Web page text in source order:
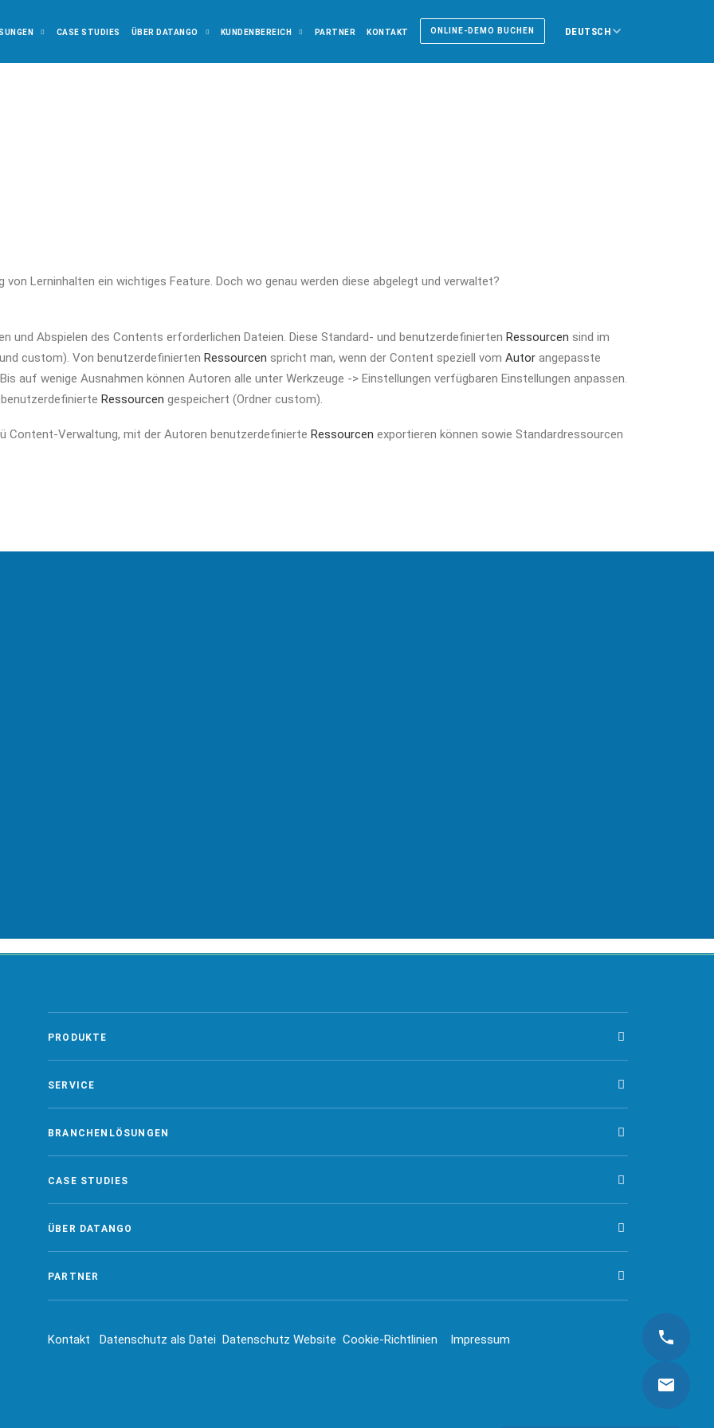
CASE STUDIES ÜBER DATANGO KUNDENBEREICH PARTNER KONTAKT ONLINE-DEMO BUCHEN DEUTSCH
von Lerninhalten ein wichtiges Feature. Doch wo genau werden diese abgelegt und verwaltet?
und Abspielen des Contents erforderlichen Dateien. Diese Standard- und benutzerdefinierten Ressourcen sind im
custom). Von benutzerdefinierten Ressourcen spricht man, wenn der Content speziell vom Autor angepasste
auf wenige Ausnahmen können Autoren alle unter Werkzeuge -> Einstellungen verfügbaren Einstellungen anpassen.
Ressourcen gespeichert (Ordner custom).
Content-Verwaltung, mit der Autoren benutzerdefinierte Ressourcen exportieren können sowie Standardressourcen
PRODUKTE
SERVICE
BRANCHENLÖSUNGEN
CASE STUDIES
ÜBER DATANGO
PARTNER
Kontakt Datenschutz als Datei Datenschutz Website Cookie-Richtlinien Impressum